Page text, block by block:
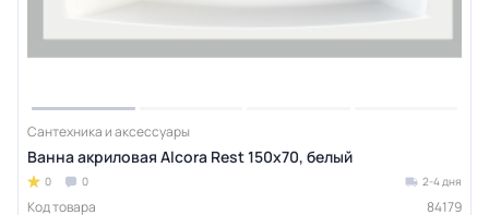
Сантехника и аксессуары
Ванна акриловая Alcora Rest 150х70, белый
0 0 2-4 дня
Код товара
84179